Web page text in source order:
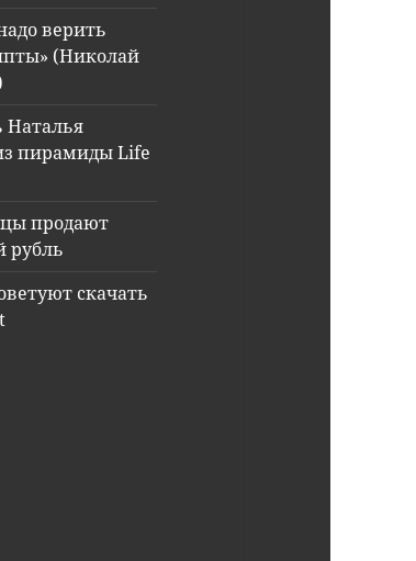
верить
(Николай
Наталья
пирамиды Life
продают
рубль
скачать